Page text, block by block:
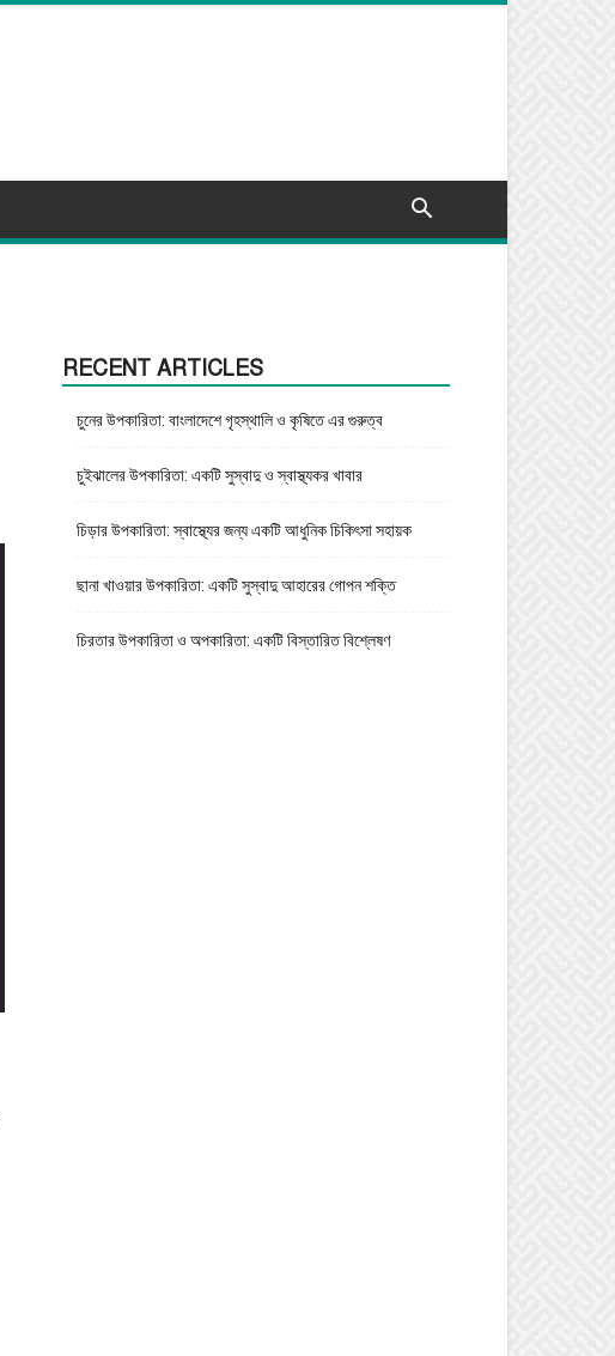
RECENT ARTICLES
চুনের উপকারিতা: বাংলাদেশে গৃহস্থালি ও কৃষিতে এর গুরুত্ব
চুইঝালের উপকারিতা: একটি সুস্বাদু ও স্বাস্থ্যকর খাবার
চিড়ার উপকারিতা: স্বাস্থ্যের জন্য একটি আধুনিক চিকিৎসা সহায়ক
ছানা খাওয়ার উপকারিতা: একটি সুস্বাদু আহারের গোপন শক্তি
চিরতার উপকারিতা ও অপকারিতা: একটি বিস্তারিত বিশ্লেষণ